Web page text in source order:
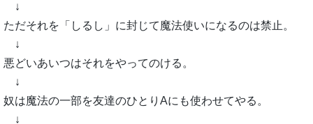
↓
ただそれを「しるし」に封じて魔法使いになるのは禁止。
↓
悪どいあいつはそれをやってのける。
↓
奴は魔法の一部を友達のひとりAにも使わせてやる。
↓